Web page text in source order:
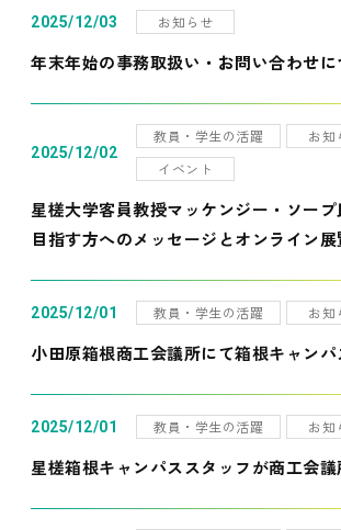
2025/12/03 お知らせ
年末年始の事務取扱い・お問い合わせに
2025/12/02
教員・学生の活躍
お知
イベント
星槎大学客員教授マッケンジー・ソー
目指す方へのメッセージとオンライン
2025/12/01 教員・学生の活躍 お知
小田原箱根商工会議所にて箱根キャン
2025/12/01 教員・学生の活躍 お知
星槎箱根キャンパススタッフが商工会